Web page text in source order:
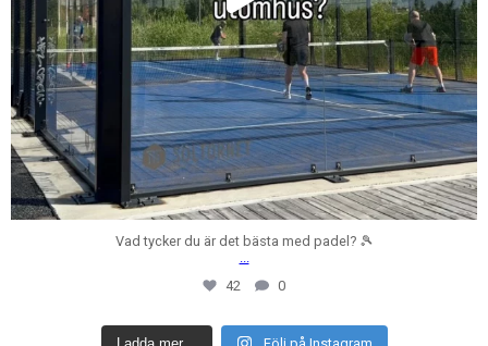
Vad tycker du är det bästa med padel? 🎾
42
0